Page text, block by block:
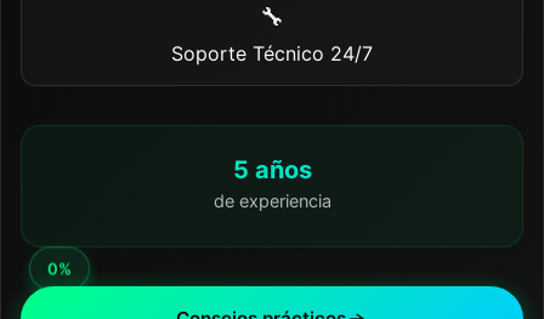
🔧
Soporte Técnico 24/7
5 años
de experiencia